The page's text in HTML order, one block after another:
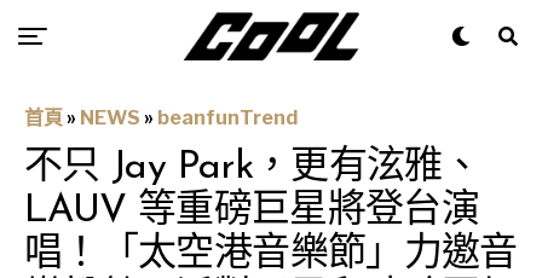
首頁 » NEWS » beanfunTrend
不只 Jay Park，更有泫雅、
LAUV 等重磅巨星將登台演
唱！「太空港音樂節」力邀音